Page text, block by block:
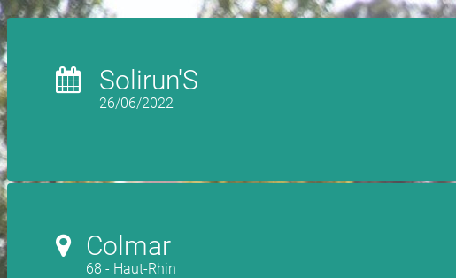
Solirun'S
26/06/2022
Colmar
68 - Haut-Rhin